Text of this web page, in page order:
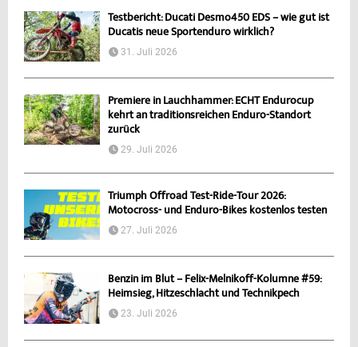
Testbericht: Ducati Desmo450 EDS – wie gut ist
Ducatis neue Sportenduro wirklich?
31. Juli 2026
Premiere in Lauchhammer: ECHT Endurocup
kehrt an traditionsreichen Enduro-Standort
zurück
29. Juli 2026
Triumph Offroad Test-Ride-Tour 2026:
Motocross- und Enduro-Bikes kostenlos testen
27. Juli 2026
Benzin im Blut – Felix-Melnikoff-Kolumne #59:
Heimsieg, Hitzeschlacht und Technikpech
23. Juli 2026